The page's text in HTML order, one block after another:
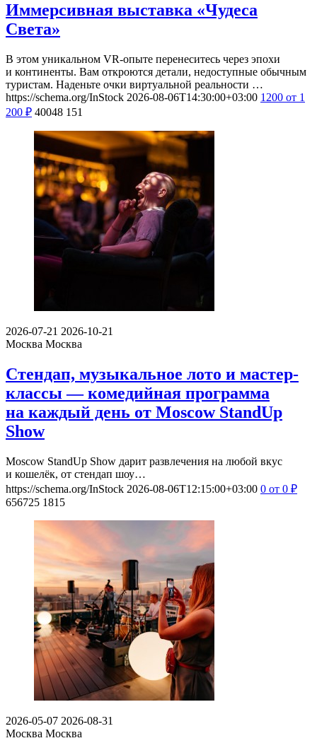
Иммерсивная выставка «Чудеса
Света»
В этом уникальном VR-опыте перенеситесь через эпохи
и континенты. Вам откроются детали, недоступные обычным
туристам. Наденьте очки виртуальной реальности …
https://schema.org/InStock 2026-08-06T14:30:00+03:00 1200 от 1
200 ₽ 40048 151
2026-07-21 2026-10-21
Москва Москва
Стендап, музыкальное лото и мастер-
классы — комедийная программа
на каждый день от Moscow StandUp
Show
Moscow StandUp Show дарит развлечения на любой вкус
и кошелёк, от стендап шоу…
https://schema.org/InStock 2026-08-06T12:15:00+03:00 0 от 0 ₽
656725 1815
2026-05-07 2026-08-31
Москва Москва